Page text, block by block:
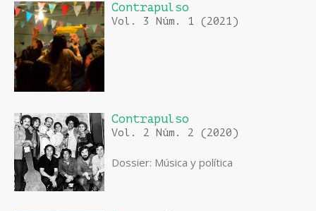
Contrapulso
Vol. 3 Núm. 1 (2021)
Contrapulso
Vol. 2 Núm. 2 (2020)
Dossier: Música y política